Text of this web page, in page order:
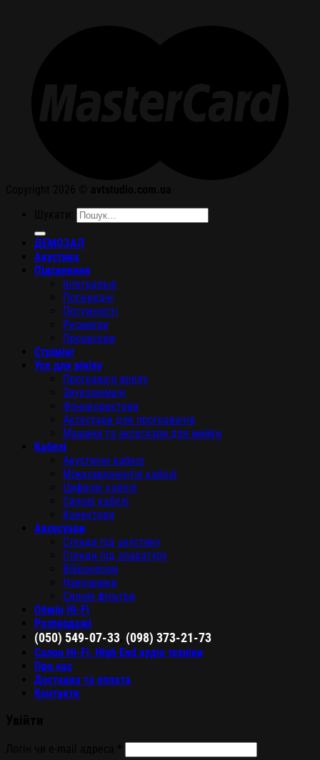
ДЕМОЗАЛ
Акустика
Підсилення
Інтегральні
Попередні
Потужності
Ресивери
Процесори
Стрімінг
Усе для вінілу
Програвачі вінілу
Звукознімачі
Фонокоректори
Аксесуари для програвачів
Машини та аксесуари для мийки
Кабелі
Акустичні кабелі
Міжкомпонентні кабелі
Цифрові кабелі
Силові кабелі
Конектори
Аксесуари
Стенди під акустику
Стенди під апаратуру
Віброопори
Навушники
Силові фільтри
Обмін Hi-Fi
Розпродажі
(050) 549-07-33 (098) 373-21-73
Салон Hi-Fi, High End аудіо техніки
Про нас
Доставка та оплата
Контакти